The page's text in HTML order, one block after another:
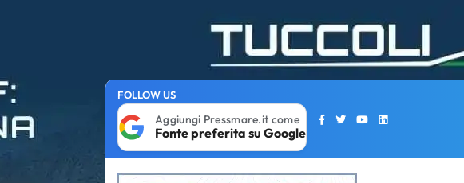
FOLLOW US
Aggiungi Pressmare.it come
Fonte preferita su Google